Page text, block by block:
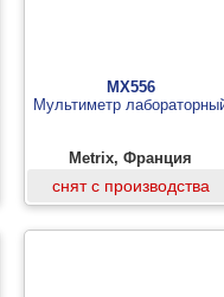
MX556
Мультиметр
Metrix, Франция
снят с производства